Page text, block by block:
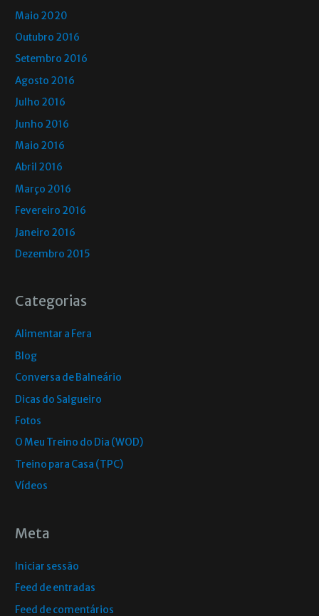
Maio 2020
Outubro 2016
Setembro 2016
Agosto 2016
Julho 2016
Junho 2016
Maio 2016
Abril 2016
Março 2016
Fevereiro 2016
Janeiro 2016
Dezembro 2015
Categorias
Alimentar a Fera
Blog
Conversa de Balneário
Dicas do Salgueiro
Fotos
O Meu Treino do Dia (WOD)
Treino para Casa (TPC)
Vídeos
Meta
Iniciar sessão
Feed de entradas
Feed de comentários